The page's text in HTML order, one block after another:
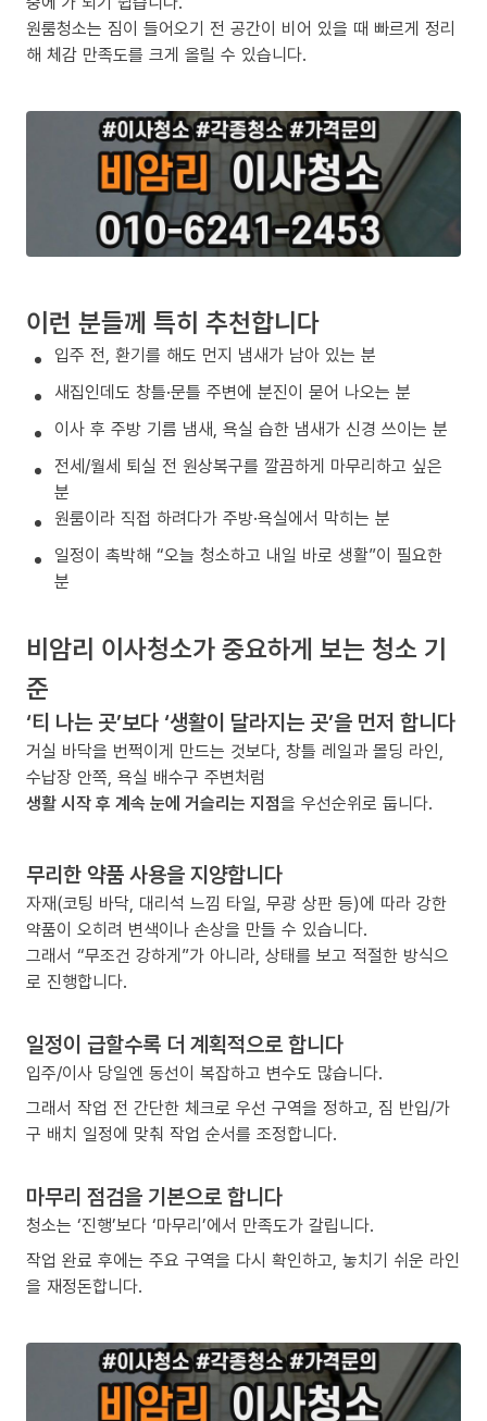
원룸청소는 짐이 들어오기 전 공간이 비어 있을 때 빠르게 정리
해 체감 만족도를 크게 올릴 수 있습니다.
이런 분들께 특히 추천합니다
입주 전, 환기를 해도 먼지 냄새가 남아 있는 분
새집인데도 창틀·문틀 주변에 분진이 묻어 나오는 분
이사 후 주방 기름 냄새, 욕실 습한 냄새가 신경 쓰이는 분
전세/월세 퇴실 전 원상복구를 깔끔하게 마무리하고 싶은
분
원룸이라 직접 하려다가 주방·욕실에서 막히는 분
일정이 촉박해 “오늘 청소하고 내일 바로 생활”이 필요한
분
비암리 이사청소가 중요하게 보는 청소 기
준
‘티 나는 곳’보다 ‘생활이 달라지는 곳’을 먼저 합니다
거실 바닥을 번쩍이게 만드는 것보다, 창틀 레일과 몰딩 라인,
수납장 안쪽, 욕실 배수구 주변처럼
생활 시작 후 계속 눈에 거슬리는 지점을 우선순위로 둡니다.
무리한 약품 사용을 지양합니다
자재(코팅 바닥, 대리석 느낌 타일, 무광 상판 등)에 따라 강한
약품이 오히려 변색이나 손상을 만들 수 있습니다.
그래서 “무조건 강하게”가 아니라, 상태를 보고 적절한 방식으
로 진행합니다.
일정이 급할수록 더 계획적으로 합니다
입주/이사 당일엔 동선이 복잡하고 변수도 많습니다.
그래서 작업 전 간단한 체크로 우선 구역을 정하고, 짐 반입/가
구 배치 일정에 맞춰 작업 순서를 조정합니다.
마무리 점검을 기본으로 합니다
청소는 ‘진행’보다 ‘마무리’에서 만족도가 갈립니다.
작업 완료 후에는 주요 구역을 다시 확인하고, 놓치기 쉬운 라인
을 재정돈합니다.